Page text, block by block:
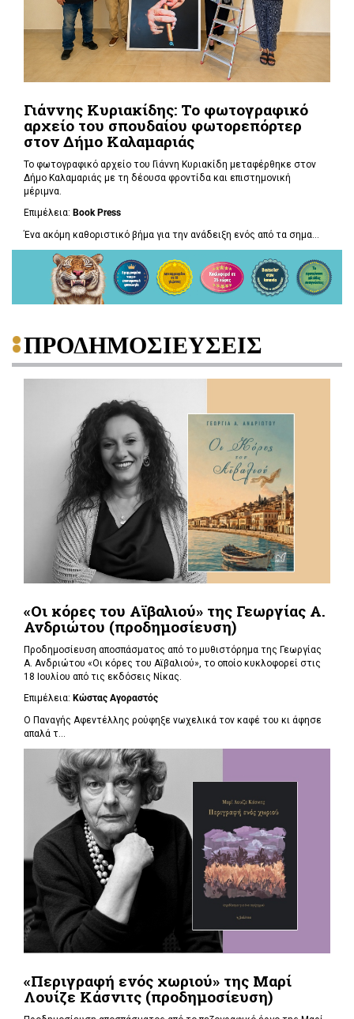
Γιάννης Κυριακίδης: Το φωτογραφικό
αρχείο του σπουδαίου φωτορεπόρτερ
στον Δήμο Καλαμαριάς
Το φωτογραφικό αρχείο του Γιάννη Κυριακίδη μεταφέρθηκε στον
Δήμο Καλαμαριάς με τη δέουσα φροντίδα και επιστημονική
μέριμνα.
Επιμέλεια: Book Press
Ένα ακόμη καθοριστικό βήμα για την ανάδειξη ενός από τα σημα...
ΠΡΟΔΗΜΟΣΙΕΥΣΕΙΣ
«Οι κόρες του Αϊβαλιού» της Γεωργίας Α.
Ανδριώτου (προδημοσίευση)
Προδημοσίευση αποσπάσματος από το μυθιστόρημα της Γεωργίας
Α. Ανδριώτου «Οι κόρες του Αϊβαλιού», το οποίο κυκλοφορεί στις
18 Ιουλίου από τις εκδόσεις Νίκας.
Επιμέλεια: Κώστας Αγοραστός
Ο Παναγής Αφεντέλλης ρούφηξε νωχελικά τον καφέ του κι άφησε
απαλά τ...
«Περιγραφή ενός χωριού» της Μαρί
Λουίζε Κάσνιτς (προδημοσίευση)